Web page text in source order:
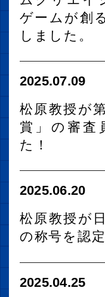
ゲームが創
しました。
2025.07.09
松原教授が
賞」の審査
た！
2025.06.20
松原教授が
の称号を認
2025.04.25